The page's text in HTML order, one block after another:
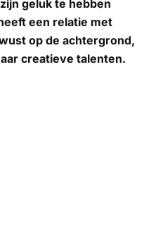
geluk te hebben
een relatie met
op de achtergrond,
creatieve talenten.